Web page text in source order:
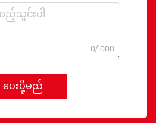
0/1000
ပေးပို့မည်